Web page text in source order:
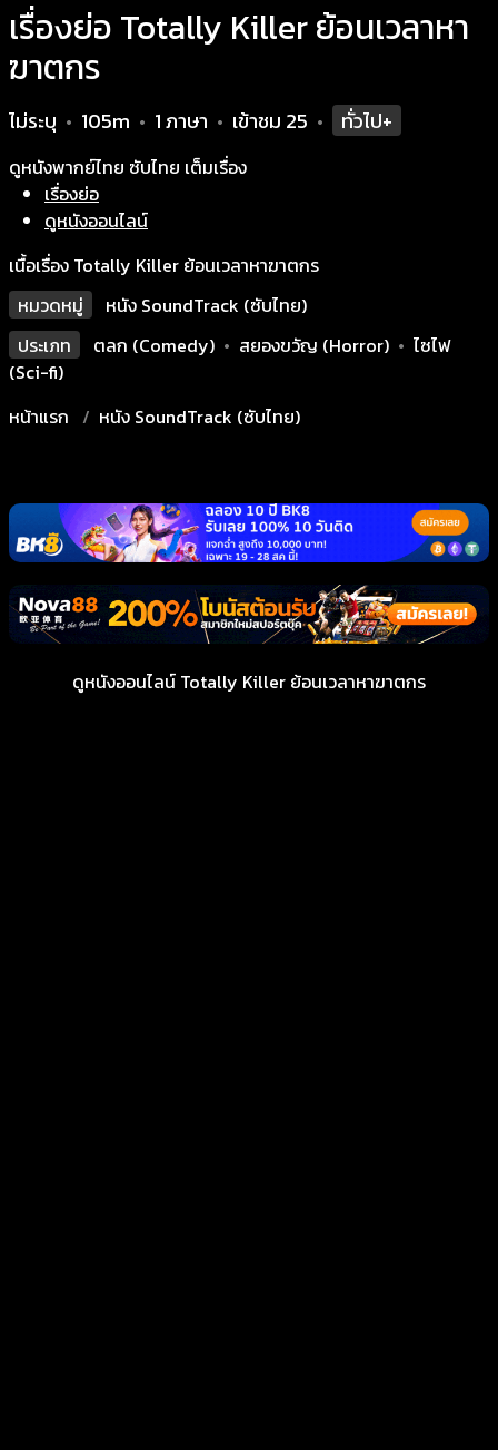
เรื่องย่อ Totally Killer ย้อนเวลาหา
ฆาตกร
ไม่ระบุ • 105m • 1 ภาษา • เข้าชม 25 • ทั่วไป+
ดูหนังพากย์ไทย ซับไทย เต็มเรื่อง
เรื่องย่อ
ดูหนังออนไลน์
เนื้อเรื่อง Totally Killer ย้อนเวลาหาฆาตกร
หมวดหมู่
หนัง SoundTrack (ซับไทย)
ประเภท
ตลก (Comedy) • สยองขวัญ (Horror) • ไซไฟ
(Sci-fi)
หน้าแรก
หนัง SoundTrack (ซับไทย)
ดูหนังออนไลน์ Totally Killer ย้อนเวลาหาฆาตกร